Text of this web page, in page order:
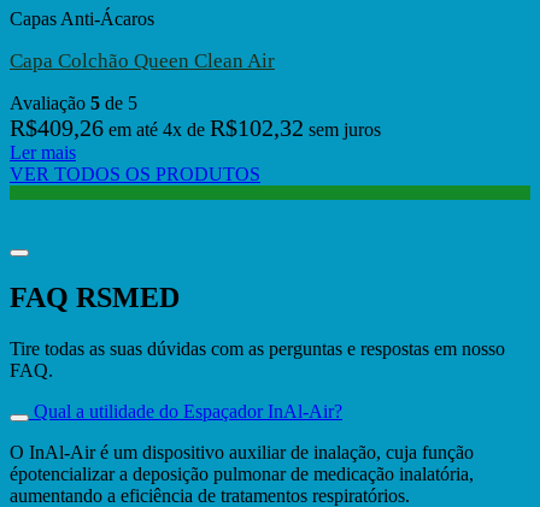
Capas Anti-Ácaros
Capa Colchão Queen Clean Air
Avaliação 5 de 5
R$409,26 em até 4x de R$102,32 sem juros
Ler mais
VER TODOS OS PRODUTOS
FAQ RSMED
Tire todas as suas dúvidas com as perguntas e respostas em nosso
FAQ.
Qual a utilidade do Espaçador InAl-Air?
O InAl-Air é um dispositivo auxiliar de inalação, cuja função
épotencializar a deposição pulmonar de medicação inalatória,
aumentando a eficiência de tratamentos respiratórios.